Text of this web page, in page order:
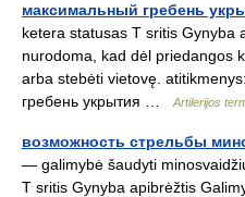
максимальный гребень
ketera statusas T sritis Gynyba
nurodoma, kad dėl priedangos
arba stebėti vietovę.
гребень укрытия …
Artilerijos
возможность стрельбы
— galimybė šaudyti
T sritis Gynyba apibrėžtis